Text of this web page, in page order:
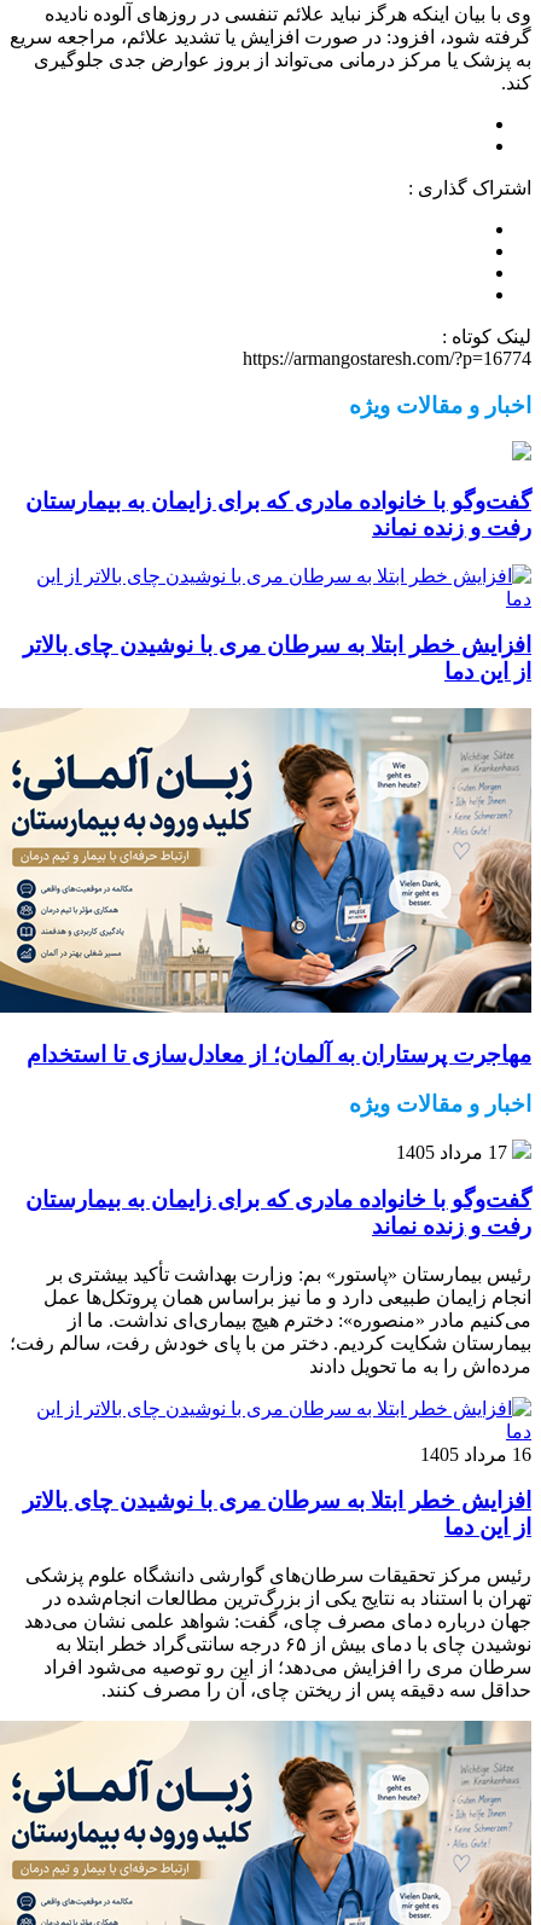
وی با بیان اینکه هرگز نباید علائم تنفسی در روزهای آلوده نادیده
گرفته شود، افزود: در صورت افزایش یا تشدید علائم، مراجعه سریع
به پزشک یا مرکز درمانی می‌تواند از بروز عوارض جدی جلوگیری
کند.
اشتراک گذاری :
لینک کوتاه :
https://armangostaresh.com/?p=16774
اخبار و مقالات ویژه
گفت‌وگو با خانواده مادری که برای زایمان به بیمارستان
رفت و زنده نماند
افزایش خطر ابتلا به سرطان مری با نوشیدن چای بالاتر
از این دما
مهاجرت پرستاران به آلمان؛ از معادل‌سازی تا استخدام
اخبار و مقالات ویژه
17 مرداد 1405
گفت‌وگو با خانواده مادری که برای زایمان به بیمارستان
رفت و زنده نماند
رئیس بیمارستان «پاستور» بم: وزارت بهداشت تأکید بیشتری بر
انجام زایمان طبیعی دارد و ما نیز براساس همان پروتکل‌ها عمل
می‌کنیم مادر «منصوره»: دخترم هیچ بیماری‌ای نداشت. ما از
بیمارستان شکایت کردیم. دختر من با پای خودش رفت، سالم رفت؛
مرده‌اش را به ما تحویل دادند
16 مرداد 1405
افزایش خطر ابتلا به سرطان مری با نوشیدن چای بالاتر
از این دما
رئیس مرکز تحقیقات سرطان‌های گوارشی دانشگاه علوم پزشکی
تهران با استناد به نتایج یکی از بزرگ‌ترین مطالعات انجام‌شده در
جهان درباره دمای مصرف چای، گفت: شواهد علمی نشان می‌دهد
نوشیدن چای با دمای بیش از ۶۵ درجه سانتی‌گراد خطر ابتلا به
سرطان مری را افزایش می‌دهد؛ از این رو توصیه می‌شود افراد
حداقل سه دقیقه پس از ریختن چای، آن را مصرف کنند.